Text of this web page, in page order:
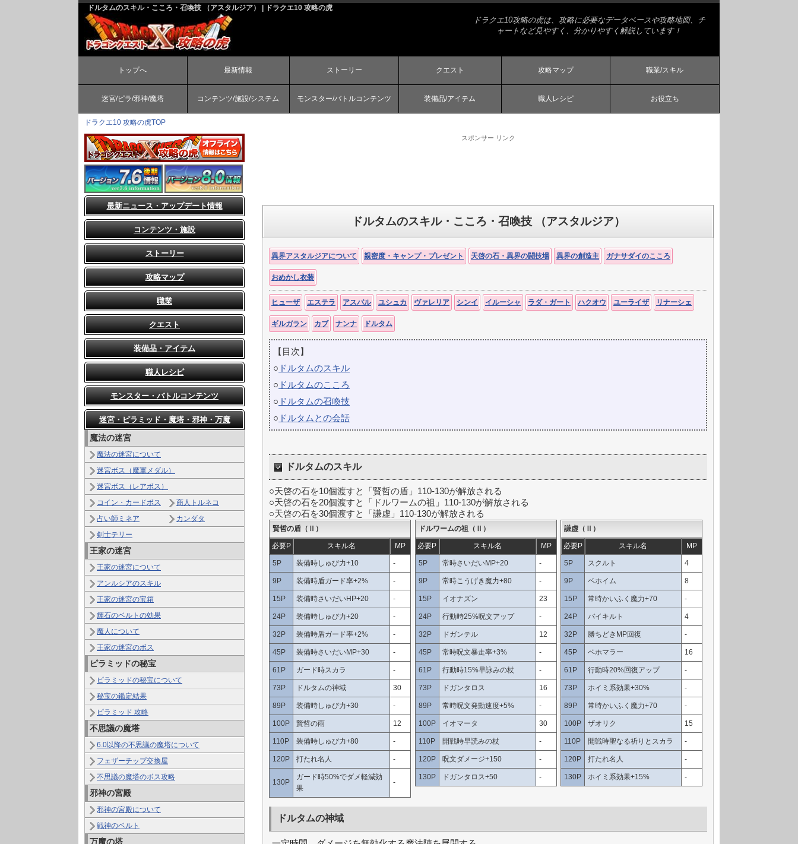
ドルタムのスキル・こころ・召喚技 （アスタルジア） | ドラクエ10 攻略の虎
ドラクエ10攻略の虎は、攻略に必要なデータベースや攻略地図、チ
ャートなど見やすく、分かりやすく解説しています！
トップへ 最新情報 ストーリー クエスト 攻略マップ 職業/スキル
迷宮/ピラ/邪神/魔塔 コンテンツ/施設/システム モンスター/バトルコンテンツ 装備品/アイテム 職人レシピ お役立ち
ドラクエ10 攻略の虎TOP
スポンサー リンク
ドルタムのスキル・こころ・召喚技 （アスタルジア）
異界アスタルジアについて 親密度・キャンプ・プレゼント 天啓の石・異界の闘技場 異界の創造主 ガナサダイのこころ
おめかし衣装
ヒューザ エステラ アスバル ユシュカ ヴァレリア シンイ イルーシャ ラダ・ガート ハクオウ ユーライザ リナーシェ
ギルガラン カブ ナンナ ドルタム
【目次】
○ ドルタムのスキル
○ ドルタムのこころ
○ ドルタムの召喚技
○ ドルタムとの会話
ドルタムのスキル
○天啓の石を10個渡すと「賢哲の盾」110-130が解放される
○天啓の石を20個渡すと「ドルワームの祖」110-130が解放される
○天啓の石を30個渡すと「謙虚」110-130が解放される
賢哲の盾（Ⅱ）
必要P スキル名 MP
5P 装備時しゅび力+10 -
9P 装備時盾ガード率+2% -
15P 装備時さいだいHP+20 -
24P 装備時しゅび力+20 -
32P 装備時盾ガード率+2% -
45P 装備時さいだいMP+30 -
61P ガード時スカラ -
73P ドルタムの神域 30
89P 装備時しゅび力+30 -
100P 賢哲の雨 12
110P 装備時しゅび力+80 -
120P 打たれ名人 -
130P
ガード時50%でダメ軽減効
果
-
ドルワームの祖（Ⅱ）
必要P スキル名 MP
5P 常時さいだいMP+20 -
9P 常時こうげき魔力+80 -
15P イオナズン 23
24P 行動時25%呪文アップ -
32P ドガンテル 12
45P 常時呪文暴走率+3% -
61P 行動時15%早詠みの杖 -
73P ドガンタロス 16
89P 常時呪文発動速度+5% -
100P イオマータ 30
110P 開戦時早読みの杖 -
120P 呪文ダメージ+150 -
130P ドガンタロス+50 -
謙虚（Ⅱ）
必要P スキル名 MP
5P スクルト 4
9P ベホイム 8
15P 常時かいふく魔力+70 -
24P バイキルト 4
32P 勝ちどきMP回復 -
45P ベホマラー 16
61P 行動時20%回復アップ -
73P ホイミ系効果+30% -
89P 常時かいふく魔力+70 -
100P ザオリク 15
110P 開戦時聖なる祈りとスカラ -
120P 打たれ名人 -
130P ホイミ系効果+15% -
ドルタムの神域
最新ニュース・アップデート情報
コンテンツ・施設
ストーリー
攻略マップ
職業
クエスト
装備品・アイテム
職人レシピ
モンスター・バトルコンテンツ
迷宮・ピラミッド・魔塔・邪神・万魔
魔法の迷宮
魔法の迷宮について
迷宮ボス（魔軍メダル）
迷宮ボス（レアボス）
コイン・カードボス
商人トルネコ
占い師ミネア
カンダタ
剣士テリー
王家の迷宮
王家の迷宮について
アンルシアのスキル
王家の迷宮の宝箱
輝石のベルトの効果
魔人について
王家の迷宮のボス
ピラミッドの秘宝
ピラミッドの秘宝について
秘宝の鑑定結果
ピラミッド 攻略
不思議の魔塔
6.0以降の不思議の魔塔について
フェザーチップ交換屋
不思議の魔塔のボス攻略
邪神の宮殿
邪神の宮殿について
戦神のベルト
万魔の塔